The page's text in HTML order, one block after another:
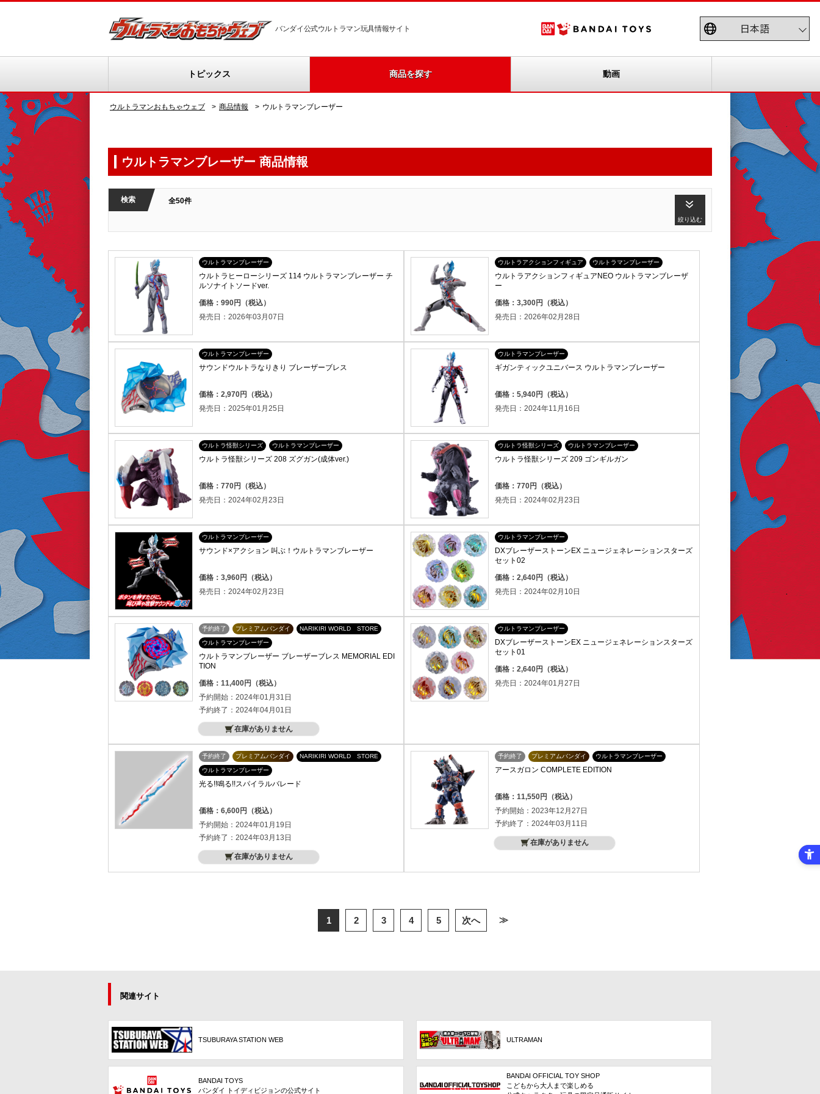
バンダイ公式ウルトラマン玩具情報サイト
トピックス 商品を探す 動画
ウルトラマンおもちゃウェブ 商品情報 ウルトラマンブレーザー
ウルトラマンブレーザー 商品情報
検索 全50件
絞り込む
ウルトラマンブレーザー
ウルトラヒーローシリーズ 114 ウルトラマンブレーザー チ
ルソナイトソードver.
価格：990円（税込）
発売日：2026年03月07日
ウルトラアクションフィギュア ウルトラマンブレーザー
ウルトラアクションフィギュアNEO ウルトラマンブレーザ
ー
価格：3,300円（税込）
発売日：2026年02月28日
ウルトラマンブレーザー
サウンドウルトラなりきり ブレーザーブレス
価格：2,970円（税込）
発売日：2025年01月25日
ウルトラマンブレーザー
ギガンティックユニバース ウルトラマンブレーザー
価格：5,940円（税込）
発売日：2024年11月16日
ウルトラ怪獣シリーズ ウルトラマンブレーザー
ウルトラ怪獣シリーズ 208 ズグガン(成体ver.)
価格：770円（税込）
発売日：2024年02月23日
ウルトラ怪獣シリーズ ウルトラマンブレーザー
ウルトラ怪獣シリーズ 209 ゴンギルガン
価格：770円（税込）
発売日：2024年02月23日
ウルトラマンブレーザー
サウンド×アクション 叫ぶ！ウルトラマンブレーザー
価格：3,960円（税込）
発売日：2024年02月23日
ウルトラマンブレーザー
DXブレーザーストーンEX ニュージェネレーションスターズ
セット02
価格：2,640円（税込）
発売日：2024年02月10日
予約終了 プレミアムバンダイ NARIKIRI WORLD STORE
ウルトラマンブレーザー
ウルトラマンブレーザー ブレーザーブレス MEMORIAL EDI
TION
価格：11,400円（税込）
予約開始：2024年01月31日
予約終了：2024年04月01日
在庫がありません
ウルトラマンブレーザー
DXブレーザーストーンEX ニュージェネレーションスターズ
セット01
価格：2,640円（税込）
発売日：2024年01月27日
予約終了 プレミアムバンダイ NARIKIRI WORLD STORE
ウルトラマンブレーザー
光る!!鳴る!!スパイラルバレード
価格：6,600円（税込）
予約開始：2024年01月19日
予約終了：2024年03月13日
在庫がありません
予約終了 プレミアムバンダイ ウルトラマンブレーザー
アースガロン COMPLETE EDITION
価格：11,550円（税込）
予約開始：2023年12月27日
予約終了：2024年03月11日
在庫がありません
1 2 3 4 5 次へ ≫
関連サイト
TSUBURAYA STATION WEB ULTRAMAN
BANDAI TOYS
バンダイ トイディビジョンの公式サイト
BANDAI OFFICIAL TOY SHOP
こどもから大人まで楽しめる